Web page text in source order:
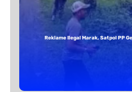
Reklame Ilegal Marak, Satpol PP